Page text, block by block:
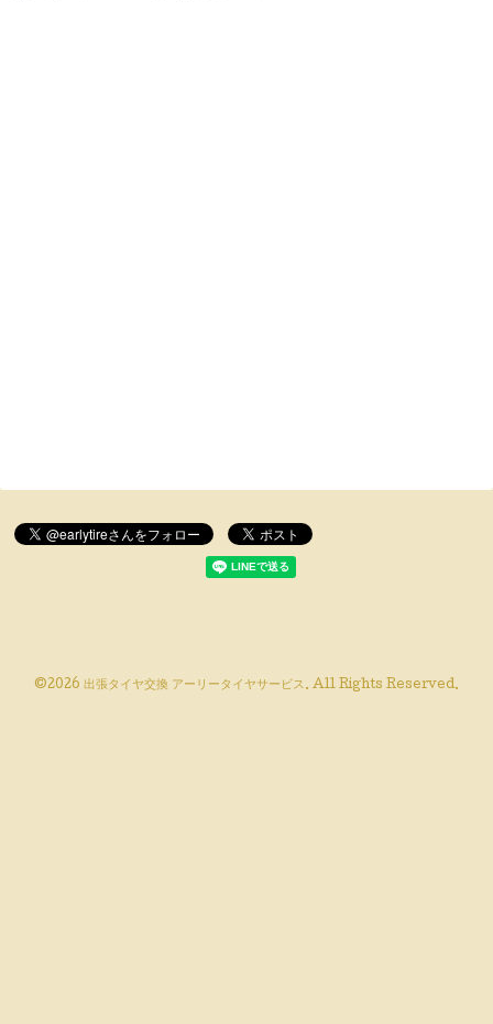
©2026 出張タイヤ交換 アーリータイヤサービス. All Rights Reserved.